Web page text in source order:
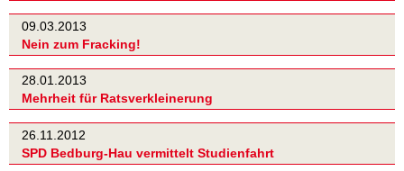
09.03.2013
Nein zum Fracking!
28.01.2013
Mehrheit für Ratsverkleinerung
26.11.2012
SPD Bedburg-Hau vermittelt Studienfahrt